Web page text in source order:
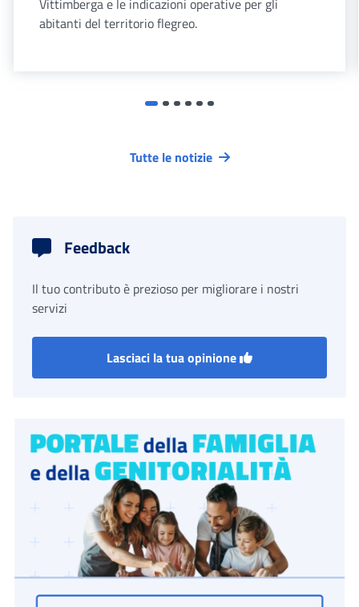
Vittimberga e le indicazioni operative per gli
abitanti del territorio flegreo.
Tutte le notizie
Feedback
Il tuo contributo è prezioso per migliorare i nostri
servizi
Lasciaci la tua opinione